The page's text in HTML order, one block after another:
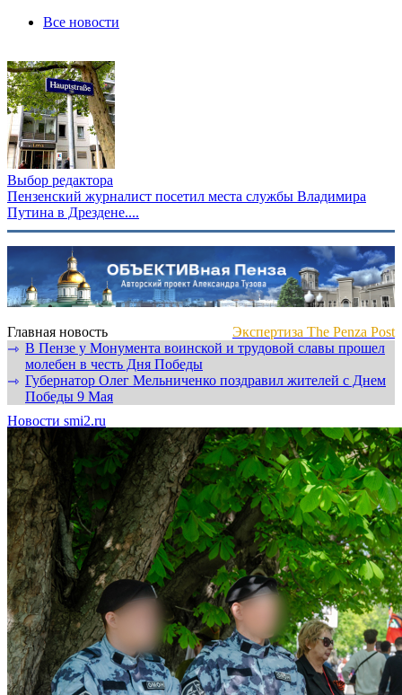
Все новости
Выбор редактора
Пензенский журналист посетил места службы Владимира
Путина в Дрездене....
Главная новость
Экспертиза The Penza Post
⇾ В Пензе у Монумента воинской и трудовой славы прошел
молебен в честь Дня Победы
⇾ Губернатор Олег Мельниченко поздравил жителей с Днем
Победы 9 Мая
Новости smi2.ru